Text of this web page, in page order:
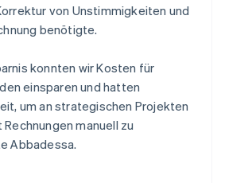
von Unstimmigkeiten und
benötigte.
konnten wir Kosten für
einsparen und hatten
um an strategischen Projekten
manuell zu
Abbadessa.